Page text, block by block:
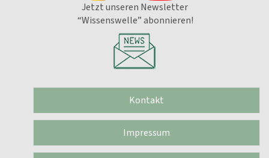
Jetzt unseren Newsletter
“Wissenswelle” abonnieren!
Kontakt
Impressum